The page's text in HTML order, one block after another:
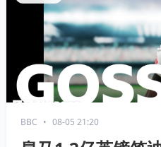
BBC • 08-05 21:20